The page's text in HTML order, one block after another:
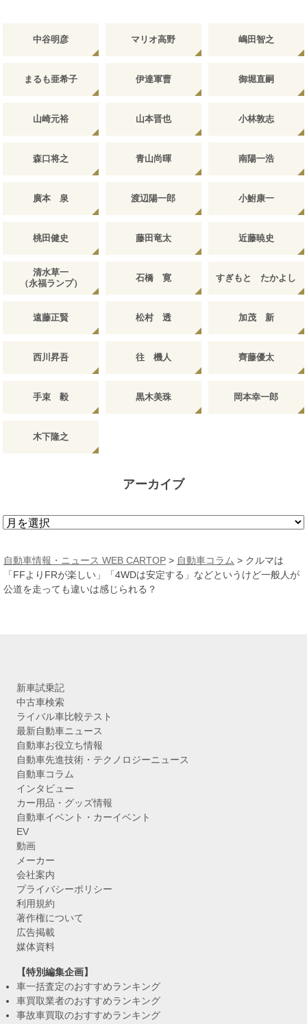
中谷明彦 マリオ高野 嶋田智之
まるも亜希子 伊達軍曹 御堀直嗣
山崎元裕 山本晋也 小林敦志
森口将之 青山尚暉 南陽一浩
廣本 泉 渡辺陽一郎 小鮒康一
桃田健史 藤田竜太 近藤暁史
清水草一
（永福ランプ）
石橋 寛 すぎもと たかよし
遠藤正賢 松村 透 加茂 新
西川昇吾 往 機人 齊藤優太
手束 毅 黒木美珠 岡本幸一郎
木下隆之
アーカイブ
ア
カ
イ
ブ
自動車情報・ニュース WEB CARTOP > 自動車コラム > クルマは
「FFよりFRが楽しい」「4WDは安定する」などというけど一般人が
公道を走っても違いは感じられる？
新車試乗記
中古車検索
ライバル車比較テスト
最新自動車ニュース
自動車お役立ち情報
自動車先進技術・テクノロジーニュース
自動車コラム
インタビュー
カー用品・グッズ情報
自動車イベント・カーイベント
EV
動画
メーカー
会社案内
プライバシーポリシー
利用規約
著作権について
広告掲載
媒体資料
【特別編集企画】
車一括査定のおすすめランキング
車買取業者のおすすめランキング
事故車買取のおすすめランキング